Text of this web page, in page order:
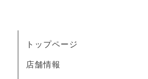
トップページ
店舗情報